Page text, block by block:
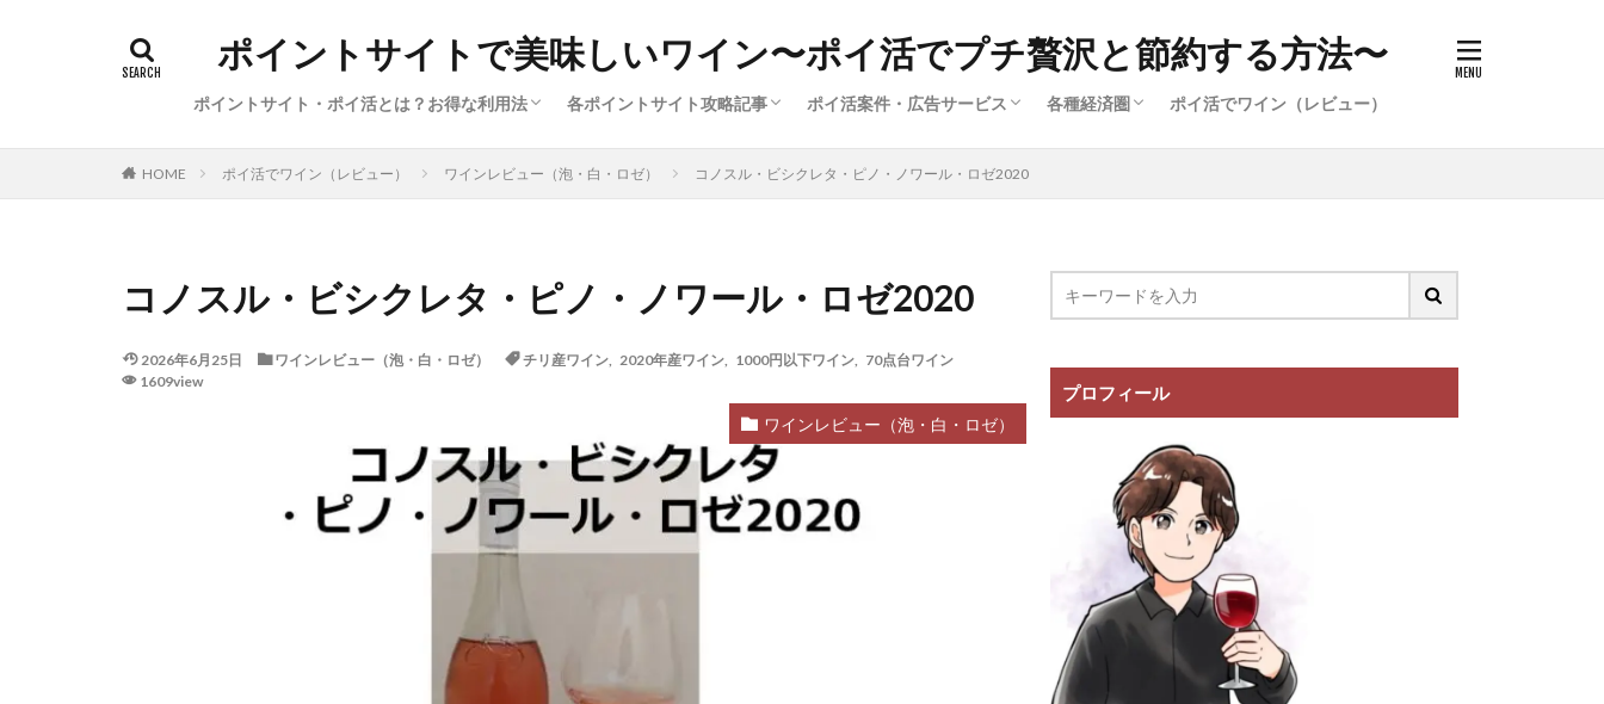
ポイントサイトで美味しいワイン〜ポイ活でプチ贅沢と節約する方法〜
ポイントサイト・ポイ活とは？お得な利用法
初心者向けポイ活の始め方（基礎知識、経済
ポイ活の稼ぎ方（本日のイチオシ案件・サー
サービス特集・キャンペーン（新規登録、広
陸マイラー・お得で便利な旅行方法
ポイ活利用した体験談・獲得ポイント数
各ポイントサイト攻略記事
ハピタス（サイト解説①）
ポイントインカム（サイト解説③）
ポイントタウン（サイト解説⑤）
ちょびリッチ（サイト解説②）
ECナビ（サイト解説⑥）
モッピー（サイト解説④）
ポイ活案件・広告サービス
クレジットカード（ポイ活案件）
買い物・ファッション（ポイ活案件）
旅行・グルメ・ふるさと納税（ポイ活案件）
動画配信・マンガ・ネット接続（ポイ活案
美容・スキル・公営競技など（ポイ活案件）
各種経済圏
イオン経済圏の攻略
楽天経済圏の攻略
ポイ活でワイン（レビュー）
HOME ポイ活でワイン（レビュー） ワインレビュー（泡・白・ロゼ） コノスル・ビシクレタ・ピノ・ノワール・ロゼ2020
コノスル・ビシクレタ・ピノ・ノワール・ロゼ2020
2026年6月25日 ワインレビュー（泡・白・ロゼ） チリ産ワイン, 2020年産ワイン, 1000円以下ワイン,
70点台ワイン
1609view
ワインレビュー（泡・白・ロゼ）
プロフィール